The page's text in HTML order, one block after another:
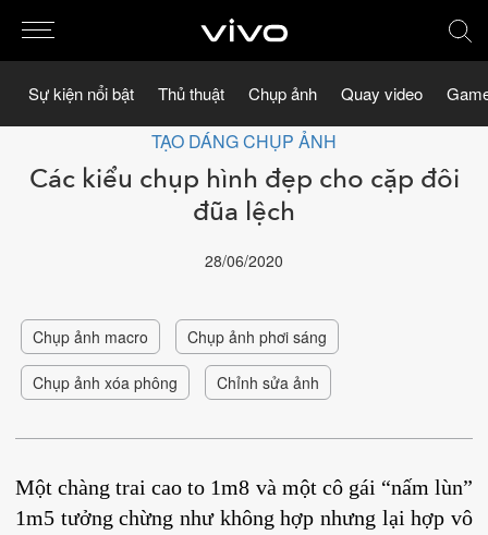
Sự kiện nổi bật Thủ thuật Chụp ảnh Quay video
TẠO DÁNG CHỤP ẢNH
Các kiểu chụp hình đẹp cho cặp đôi
đũa lệch
28/06/2020
Chụp ảnh macro Chụp ảnh phơi sáng
Chụp ảnh xóa phông Chỉnh sửa ảnh
Một chàng trai cao to 1m8 và một cô gái “nấm lùn”
1m5 tưởng chừng như không hợp nhưng lại hợp vô